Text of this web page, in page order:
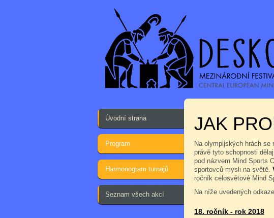
Úvodní strana
Program
Harmonogram turnajů
Seznam všech akcí
JAK
Na olympijských hrách
právě tyto schopnosti
pod názvem Mind Sports
sportovců mysli na světě.
ročník celosvětové Mind
Na níže uvedených
18. ročník - rok 2018